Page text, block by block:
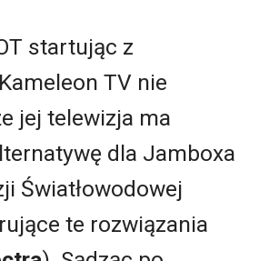
startując z
TV nie
jej telewizja ma
dla Jamboxa
Światłowodowej
te rozwiązania